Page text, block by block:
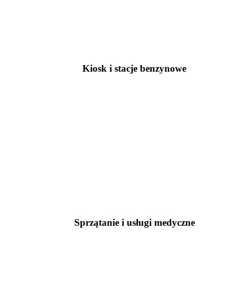
Kiosk i stacje benzynowe
Sprzątanie i usługi medyczne